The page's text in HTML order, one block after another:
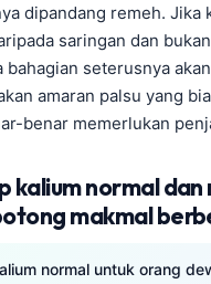
dipandang remeh. Jika
saringan dan
bahagian seterusnya
amaran palsu yang
benar memerlukan
kalium normal
makmal
normal untuk orang